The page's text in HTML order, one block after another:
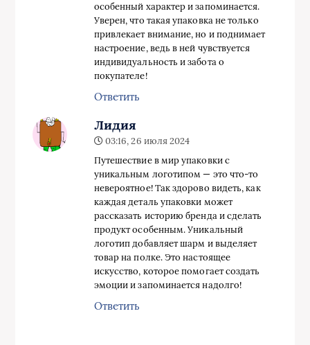
особенный характер и запоминается.
Уверен, что такая упаковка не только
привлекает внимание, но и поднимает
настроение, ведь в ней чувствуется
индивидуальность и забота о
покупателе!
Ответить
Лидия
03:16, 26 июля 2024
Путешествие в мир упаковки с
уникальным логотипом — это что-то
невероятное! Так здорово видеть, как
каждая деталь упаковки может
рассказать историю бренда и сделать
продукт особенным. Уникальный
логотип добавляет шарм и выделяет
товар на полке. Это настоящее
искусство, которое помогает создать
эмоции и запоминается надолго!
Ответить